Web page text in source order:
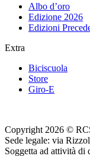
Albo d’oro
Edizione 2026
Edizioni
Extra
Biciscuola
Store
Giro-E
Copyright 2026 ©
Sede legale: via
Soggetta ad attività